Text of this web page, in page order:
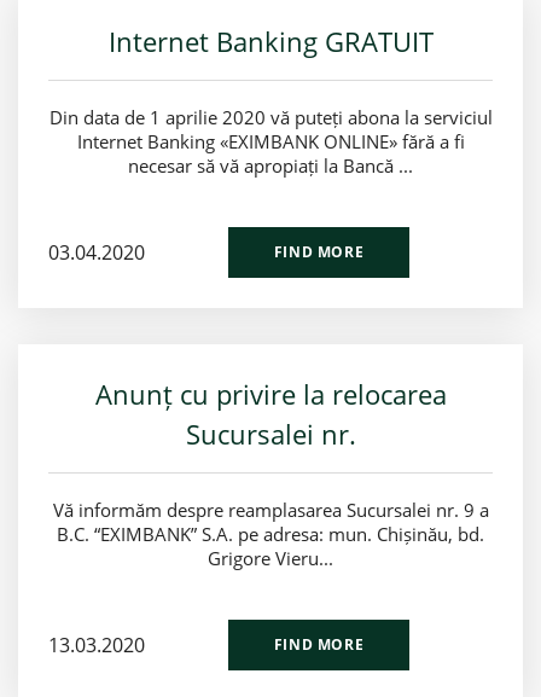
Internet Banking GRATUIT
Din data de 1 aprilie 2020 vă puteți abona la serviciul
Internet Banking «EXIMBANK ONLINE» fără a fi
necesar să vă apropiați la Bancă ...
03.04.2020 FIND MORE
Anunț cu privire la relocarea
Sucursalei nr.
Vă informăm despre reamplasarea Sucursalei nr. 9 a
B.C. “EXIMBANK” S.A. pe adresa: mun. Chișinău, bd.
Grigore Vieru...
13.03.2020 FIND MORE